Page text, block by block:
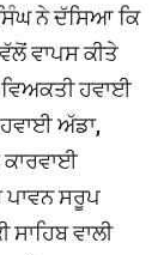
ਨੇ ਦੱਸਿਆ ਕਿ
ਵਾਪਸ ਕੀਤੇ
ਹਵਾਈ
ਅੱਡਾ,
ਸਰੂਪ
ਵਾਲੀ